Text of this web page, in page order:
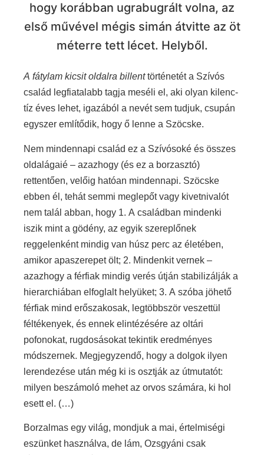
hogy korábban ugrabugrált volna, az
első művével mégis simán átvitte az öt
méterre tett lécet. Helyből.
A fátylam kicsit oldalra billenttörténetét a Szívós
család legfiatalabb tagja meséli el, aki olyan kilenc-
tíz éves lehet, igazából a nevét sem tudjuk, csupán
egyszer említődik, hogy ő lenne a Szöcske.
Nem mindennapi család ez a Szívósoké és összes
oldalágaié – azazhogy (és ez a borzasztó)
rettentően, velőig hatóan mindennapi. Szöcske
ebben él, tehát semmi meglepőt vagy kivetnivalót
nem talál abban, hogy 1. A családban mindenki
iszik mint a gödény, az egyik szereplőnek
reggelenként mindig van húsz perc az életében,
amikor apaszerepet ölt; 2. Mindenkit vernek –
azazhogy a férfiak mindig verés útján stabilizálják a
hierarchiában elfoglalt helyüket; 3. A szóba jöhető
férfiak mind erőszakosak, legtöbbször veszettül
féltékenyek, és ennek elintézésére az oltári
pofonokat, rugdosásokat tekintik eredményes
módszernek. Megjegyzendő, hogy a dolgok ilyen
lerendezése után még ki is osztják az útmutatót:
milyen beszámoló mehet az orvos számára, ki hol
esett el. (…)
Borzalmas egy világ, mondjuk a mai, értelmiségi
eszünket használva, de lám, Ozsgyáni csak